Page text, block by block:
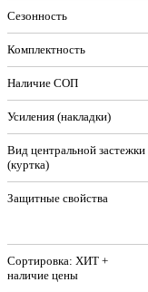
Сезонность
Комплектность
Наличие СОП
Усиления (накладки)
Вид центральной застежки
(куртка)
Защитные свойства
Сортировка: ХИТ +
наличие цены